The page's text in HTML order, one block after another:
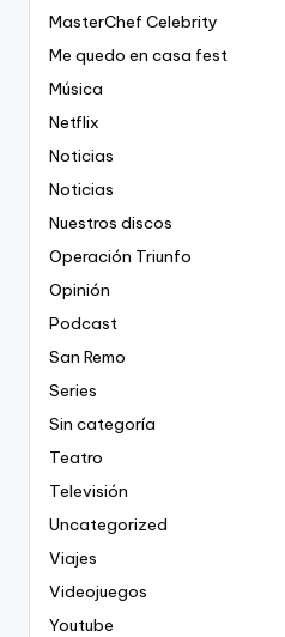
MasterChef Celebrity
Me quedo en casa fest
Música
Netflix
Noticias
Noticias
Nuestros discos
Operación Triunfo
Opinión
Podcast
San Remo
Series
Sin categoría
Teatro
Televisión
Uncategorized
Viajes
Videojuegos
Youtube